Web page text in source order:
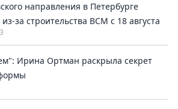
направления в Петербурге
за строительства ВСМ с 18 августа
Ирина Ортман раскрыла секрет